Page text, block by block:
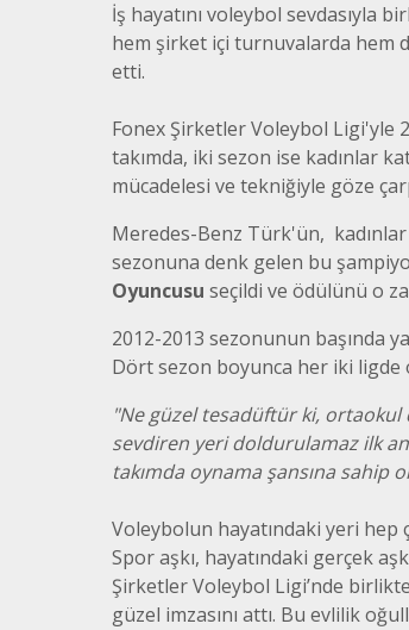
İş hayatını voleybol sevdasıyla
hem şirket içi turnuvalarda hem
etti.
Fonex Şirketler Voleybol Ligi'yle
takımda, iki sezon ise kadınlar
mücadelesi ve tekniğiyle göze
Meredes-Benz Türk'ün,
sezonuna denk gelen bu
Oyuncusu seçildi ve ödülünü o
2012-2013 sezonunun başında
Dört sezon boyunca her iki ligde
"Ne güzel tesadüftür ki,
sevdiren yeri doldurulamaz ilk
takımda oynama şansına sahip
Voleybolun hayatındaki yeri hep
Spor aşkı, hayatındaki gerçek
Şirketler Voleybol Ligi’nde
güzel imzasını attı. Bu evlilik
Efsaneler